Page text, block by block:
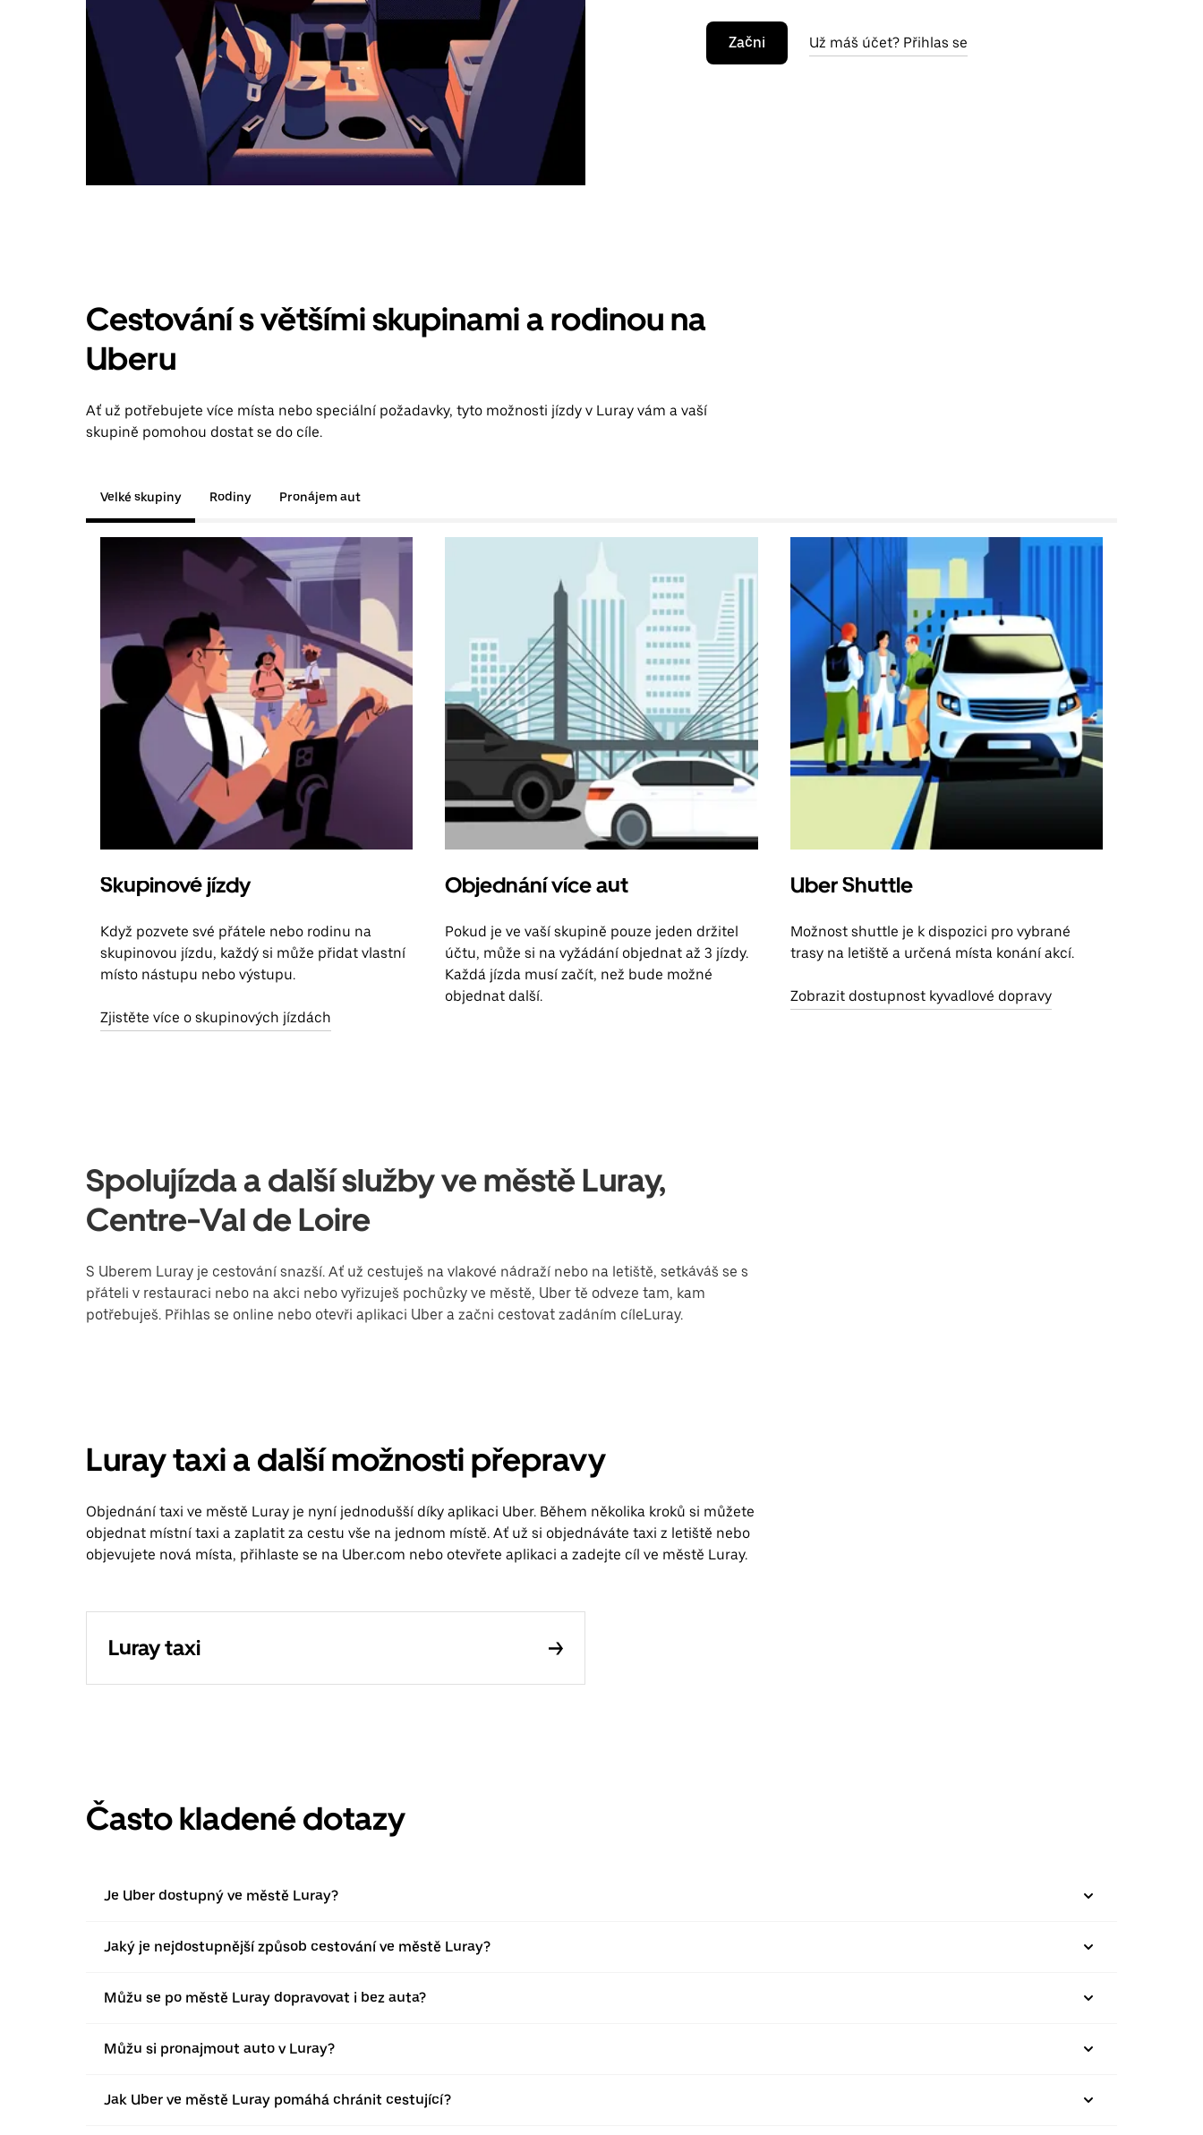
Začni Už máš účet? Přihlas se
Cestování s většími skupinami a rodinou na
Uberu
Ať už potřebujete více místa nebo speciální požadavky, tyto možnosti jízdy v Luray vám a vaší
skupině pomohou dostat se do cíle.
Velké skupiny Rodiny Pronájem aut
Skupinové jízdy
Když pozvete své přátele nebo rodinu na
skupinovou jízdu, každý si může přidat vlastní
místo nástupu nebo výstupu.
Zjistěte více o skupinových jízdách
Objednání více aut
Pokud je ve vaší skupině pouze jeden držitel
účtu, může si na vyžádání objednat až 3 jízdy.
Každá jízda musí začít, než bude možné
objednat další.
Uber Shuttle
Možnost shuttle je k dispozici pro vybrané
trasy na letiště a určená místa konání akcí.
Zobrazit dostupnost kyvadlové dopravy
Spolujízda a další služby ve městě Luray,
Centre-Val de Loire
S Uberem Luray je cestování snazší. Ať už cestuješ na vlakové nádraží nebo na letiště, setkáváš se s
přáteli v restauraci nebo na akci nebo vyřizuješ pochůzky ve městě, Uber tě odveze tam, kam
potřebuješ. Přihlas se online nebo otevři aplikaci Uber a začni cestovat zadáním cíleLuray.
Luray taxi a další možnosti přepravy
Objednání taxi ve městě Luray je nyní jednodušší díky aplikaci Uber. Během několika kroků si můžete
objednat místní taxi a zaplatit za cestu vše na jednom místě. Ať už si objednáváte taxi z letiště nebo
objevujete nová místa, přihlaste se na Uber.com nebo otevřete aplikaci a zadejte cíl ve městě Luray.
Luray taxi
Často kladené dotazy
Je Uber dostupný ve městě Luray?
Jaký je nejdostupnější způsob cestování ve městě Luray?
Můžu se po městě Luray dopravovat i bez auta?
Můžu si pronajmout auto v Luray?
Jak Uber ve městě Luray pomáhá chránit cestující?